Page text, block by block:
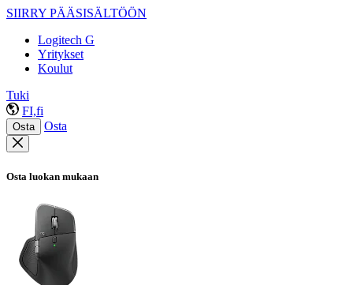
SIIRRY PÄÄSISÄLTÖÖN
Logitech G
Yritykset
Koulut
Tuki
FI,fi
Osta Osta
Osta luokan mukaan